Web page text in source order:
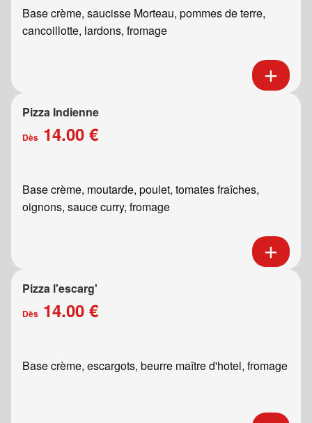
Base crème, saucisse Morteau, pommes de terre,
cancoillotte, lardons, fromage
Pizza Indienne
Dès 14.00 €
Base crème, moutarde, poulet, tomates fraîches,
oignons, sauce curry, fromage
Pizza l'escarg'
Dès 14.00 €
Base crème, escargots, beurre maître d'hotel, fromage